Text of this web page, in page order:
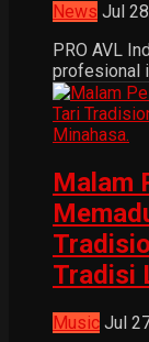
News Jul
PRO AVL
profesional
Malam
Tradisi
Music Jul